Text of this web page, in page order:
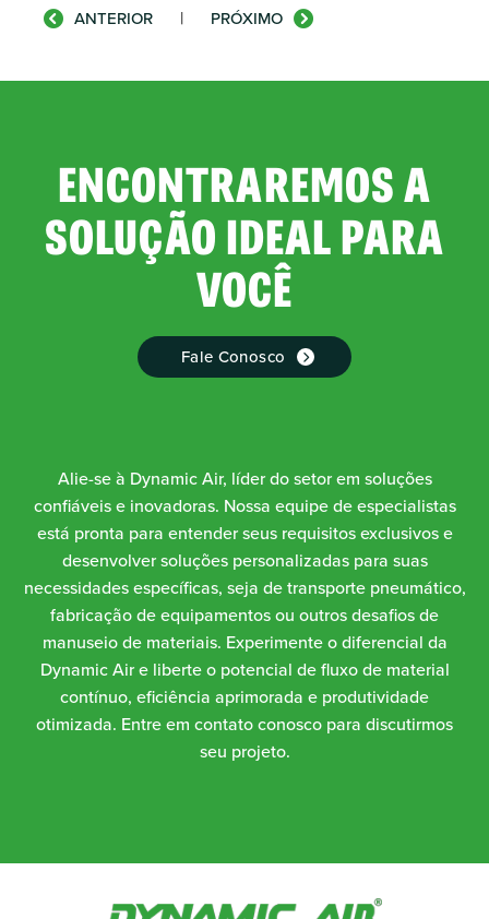
ANTERIOR | PRÓXIMO
ENCONTRAREMOS A
SOLUÇÃO IDEAL PARA
VOCÊ
Fale Conosco
Alie-se à Dynamic Air, líder do setor em soluções
confiáveis e inovadoras. Nossa equipe de especialistas
está pronta para entender seus requisitos exclusivos e
desenvolver soluções personalizadas para suas
necessidades específicas, seja de transporte pneumático,
fabricação de equipamentos ou outros desafios de
manuseio de materiais. Experimente o diferencial da
Dynamic Air e liberte o potencial de fluxo de material
contínuo, eficiência aprimorada e produtividade
otimizada. Entre em contato conosco para discutirmos
seu projeto.